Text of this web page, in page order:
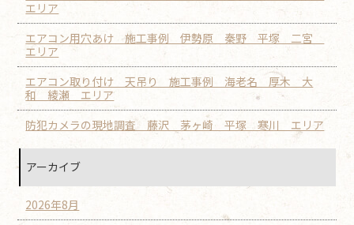
エリア
エアコン用穴あけ 施工事例 伊勢原 秦野 平塚 二宮
エリア
エアコン取り付け 天吊り 施工事例 海老名 厚木 大
和 綾瀬 エリア
防犯カメラの現地調査 藤沢 茅ヶ崎 平塚 寒川 エリア
アーカイブ
2026年8月